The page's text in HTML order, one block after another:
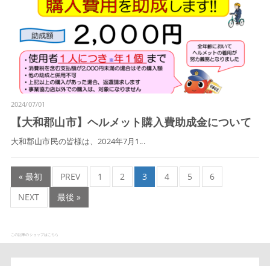
2024/07/01
【大和郡山市】ヘルメット購入費助成金について
大和郡山市民の皆様は、2024年7月1...
« 最初 PREV 1 2 3 4 5
6
NEXT
最後 »
この記事のショップはこちら